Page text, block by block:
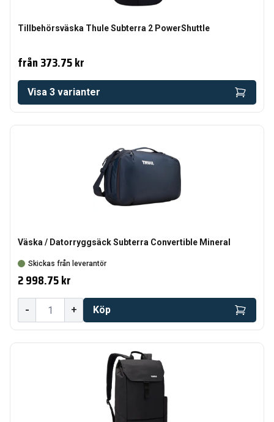
Tillbehörsväska Thule Subterra 2 PowerShuttle
från373.75 kr
Visa 3 varianter
Väska / Datorryggsäck Subterra Convertible Mineral
Skickas från leverantör
2 998.75 kr
- + Köp